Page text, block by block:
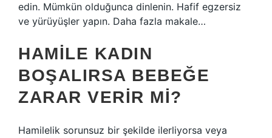
edin. Mümkün olduğunca dinlenin. Hafif egzersiz
ve yürüyüşler yapın. Daha fazla makale…
HAMILE KADIN
BOŞALIRSA BEBEĞE
ZARAR VERIR MI?
Hamilelik sorunsuz bir şekilde ilerliyorsa veya